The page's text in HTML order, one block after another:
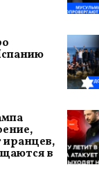
иранцев,
в